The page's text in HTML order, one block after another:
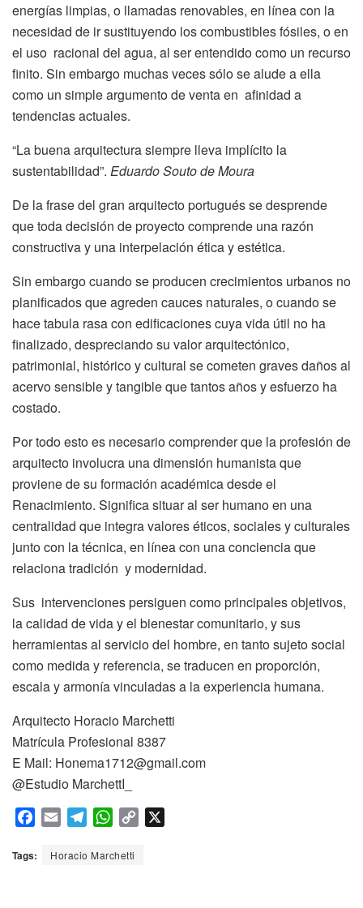
energías limpias, o llamadas renovables, en línea con la
necesidad de ir sustituyendo los combustibles fósiles, o en
el uso racional del agua, al ser entendido como un recurso
finito. Sin embargo muchas veces sólo se alude a ella
como un simple argumento de venta en afinidad a
tendencias actuales.
“La buena arquitectura siempre lleva implícito la
sustentabilidad”. Eduardo Souto de Moura
De la frase del gran arquitecto portugués se desprende
que toda decisión de proyecto comprende una razón
constructiva y una interpelación ética y estética.
Sin embargo cuando se producen crecimientos urbanos no
planificados que agreden cauces naturales, o cuando se
hace tabula rasa con edificaciones cuya vida útil no ha
finalizado, despreciando su valor arquitectónico,
patrimonial, histórico y cultural se cometen graves daños al
acervo sensible y tangible que tantos años y esfuerzo ha
costado.
Por todo esto es necesario comprender que la profesión de
arquitecto involucra una dimensión humanista que
proviene de su formación académica desde el
Renacimiento. Significa situar al ser humano en una
centralidad que integra valores éticos, sociales y culturales
junto con la técnica, en línea con una conciencia que
relaciona tradición y modernidad.
Sus intervenciones persiguen como principales objetivos,
la calidad de vida y el bienestar comunitario, y sus
herramientas al servicio del hombre, en tanto sujeto social
como medida y referencia, se traducen en proporción,
escala y armonía vinculadas a la experiencia humana.
Arquitecto Horacio Marchetti
Matrícula Profesional 8387
E Mail: Honema1712@gmail.com
@Estudio MarchettI_
c
a
W
a
Tags: Horacio Marchetti